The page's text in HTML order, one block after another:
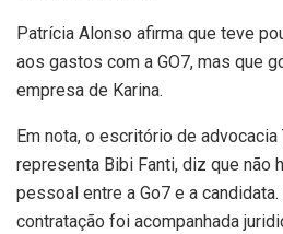
Patrícia Alonso afirma que teve
aos gastos com a GO7, mas que
empresa de Karina.
Em nota, o escritório de advocacia
representa Bibi Fanti, diz que não
pessoal entre a Go7 e a
contratação foi acompanhada